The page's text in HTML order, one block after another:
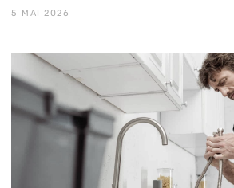
5 MAI 2026